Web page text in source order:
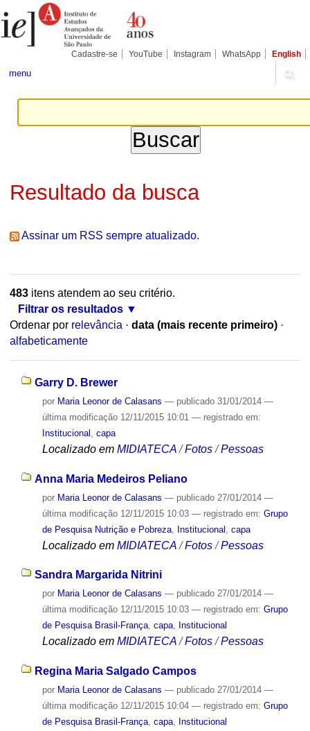
para
conteúdo.
Pessoais
Cadastre-se YouTube Instagram WhatsApp English
menu
Resultado da busca
Assinar um RSS sempre atualizado.
483itens atendem ao seu critério.
Filtrar os resultados
Ordenar por relevância · data (mais recente primeiro) ·
alfabeticamente
Garry D. Brewer
por Maria Leonor de Calasans — publicado31/01/2014 —
última modificação12/11/2015 10:01 — registrado em:
Institucional
capa
Localizado em MIDIATECA /Fotos /Pessoas
Anna Maria Medeiros Peliano
por Maria Leonor de Calasans — publicado27/01/2014 —
última modificação12/11/2015 10:03 — registrado em: Grupo
de Pesquisa Nutrição e Pobreza, Institucional capa
Localizado em MIDIATECA /Fotos /Pessoas
Sandra Margarida Nitrini
por Maria Leonor de Calasans — publicado27/01/2014 —
última modificação12/11/2015 10:03 — registrado em: Grupo
de Pesquisa Brasil-França, capa, Institucional
Localizado em MIDIATECA /Fotos /Pessoas
Regina Maria Salgado Campos
por Maria Leonor de Calasans — publicado27/01/2014 —
última modificação12/11/2015 10:04 — registrado em: Grupo
de Pesquisa Brasil-França, capa, Institucional